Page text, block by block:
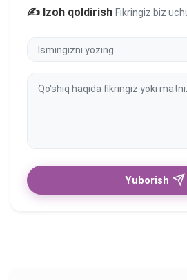
✍️ Izoh qoldirish Fikringiz biz
Yuborish